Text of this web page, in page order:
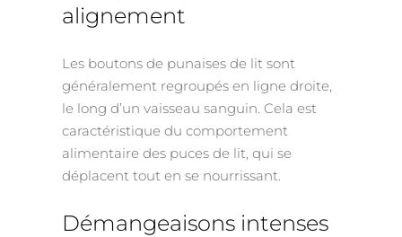
alignement
Les boutons de punaises de lit sont
généralement regroupés en ligne droite,
le long d’un vaisseau sanguin. Cela est
caractéristique du comportement
alimentaire des puces de lit, qui se
déplacent tout en se nourrissant.
Démangeaisons intenses